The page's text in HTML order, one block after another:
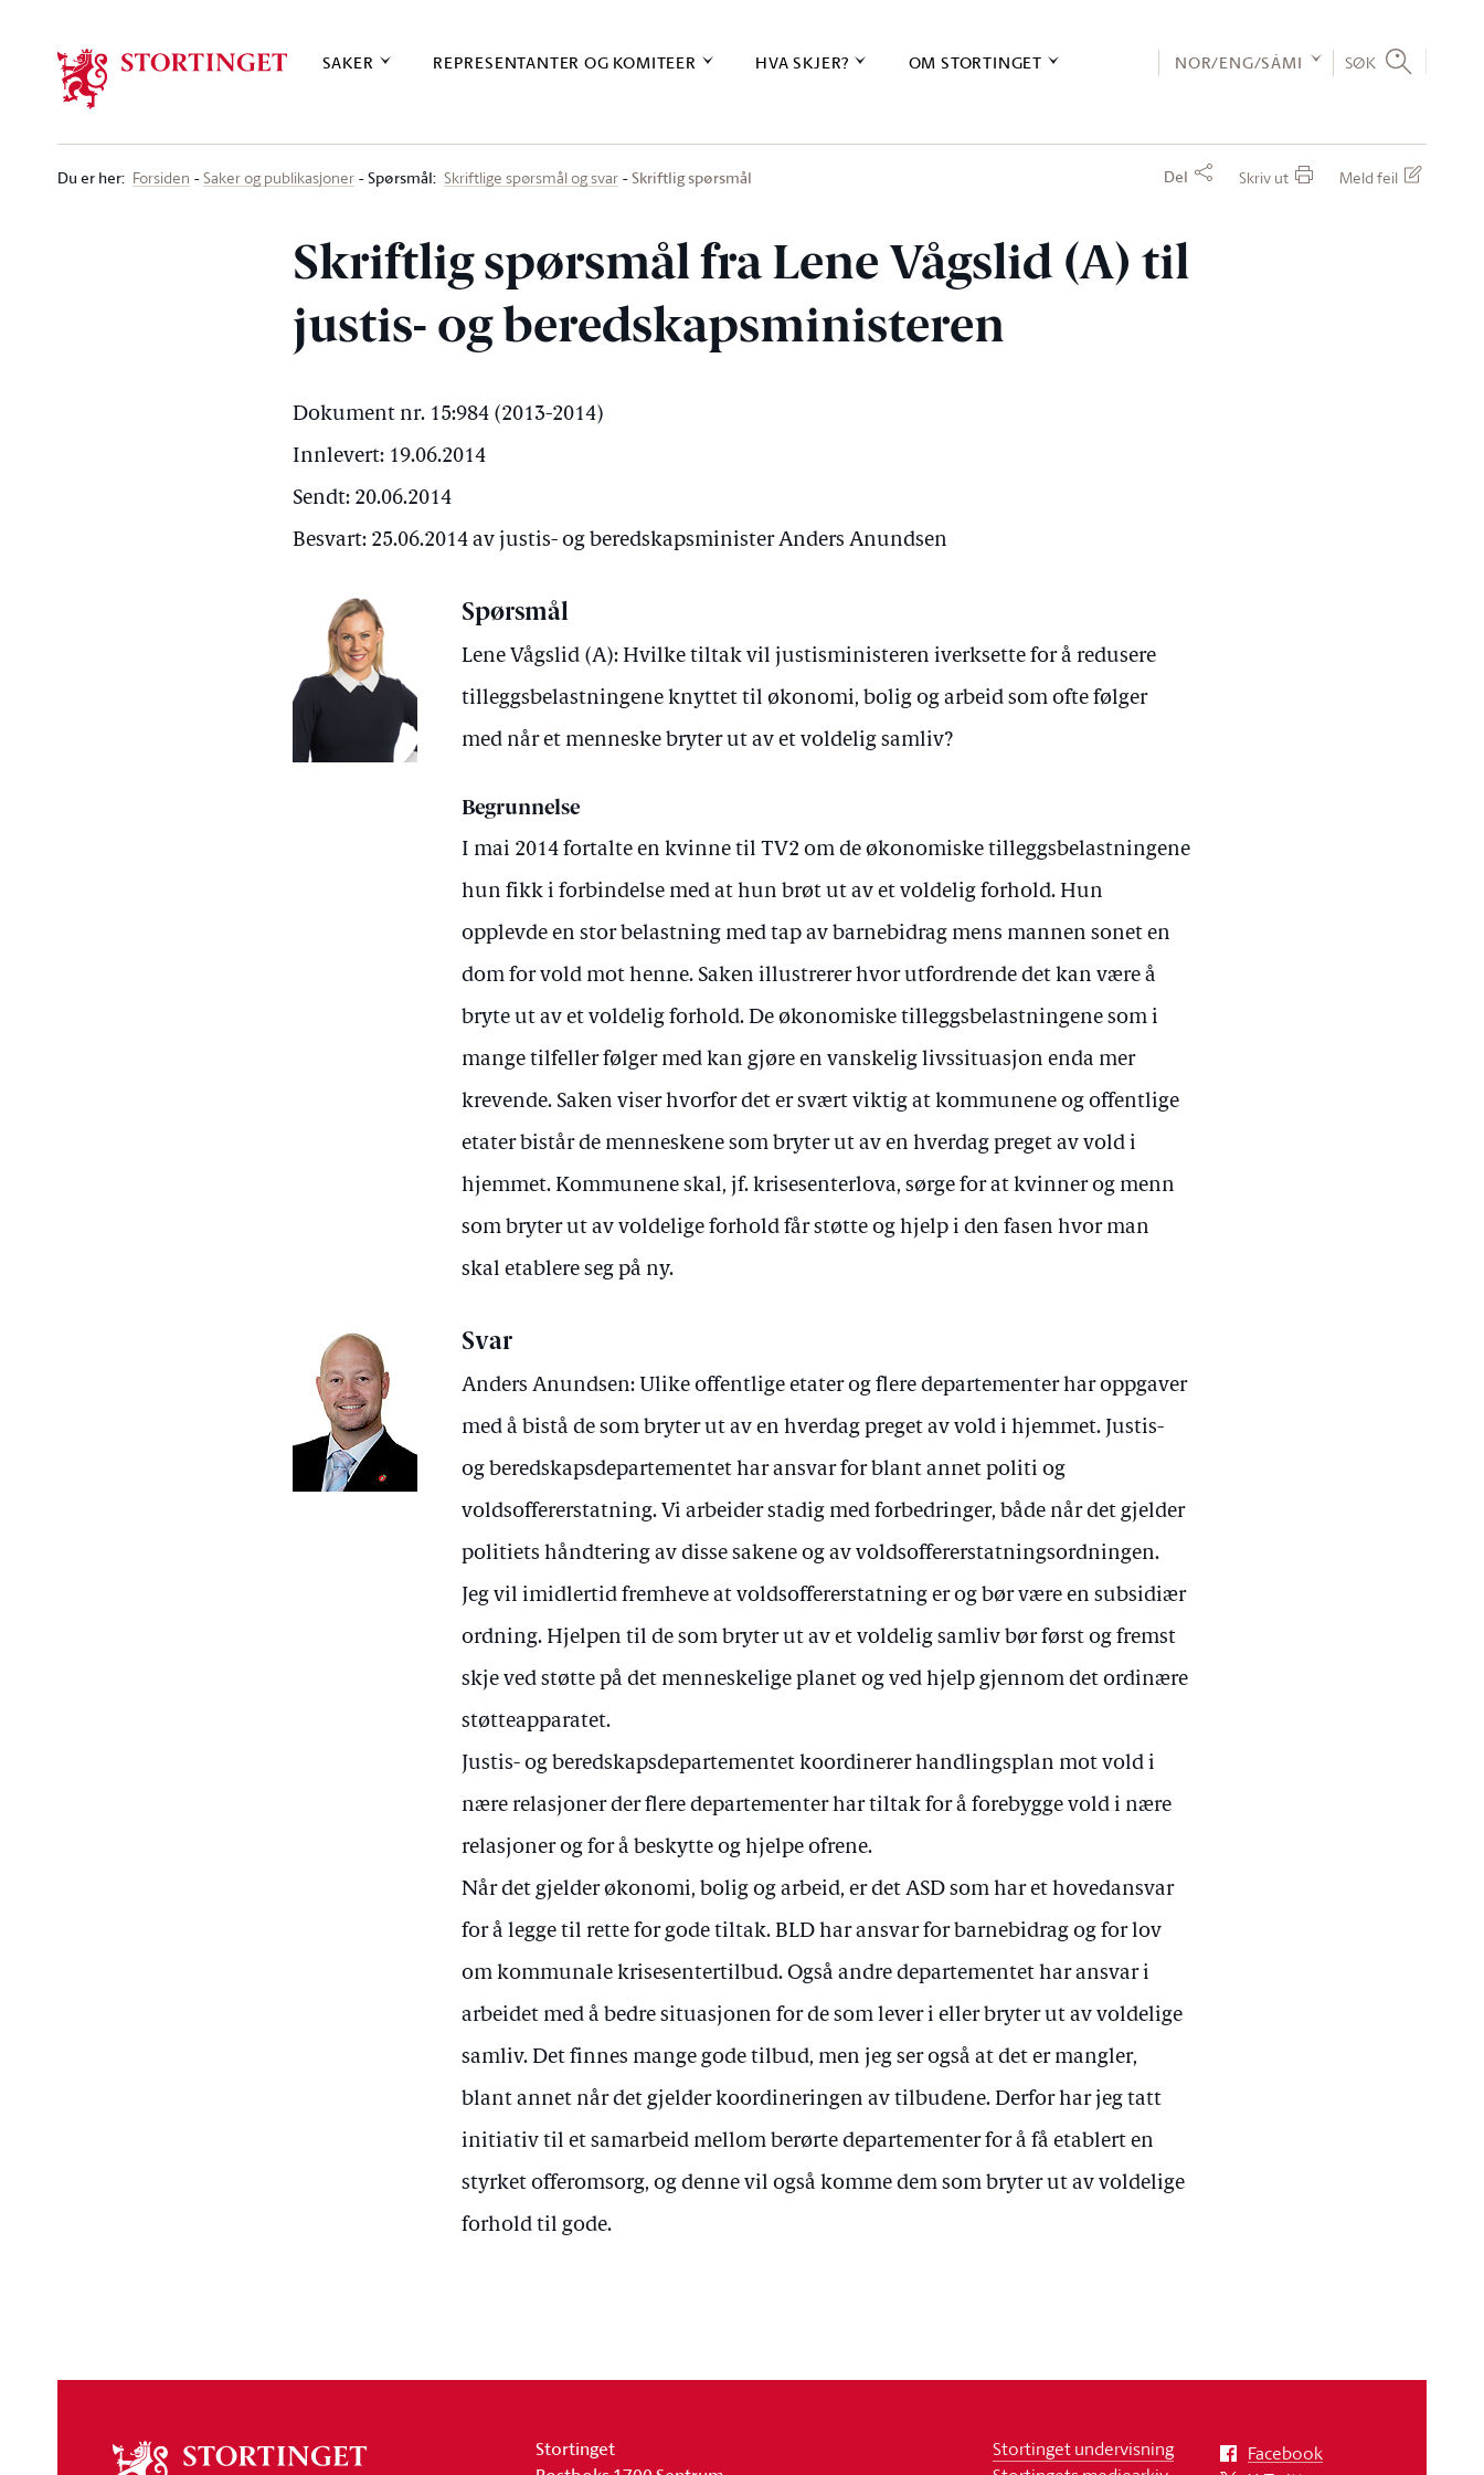
SAKER REPRESENTANTER OG KOMITEER HVA SKJER? OM STORTINGET NOR/ENG/SÁMI SØK
Du er her: Forsiden Saker og publikasjoner Spørsmål: Skriftlige spørsmål og svar Skriftlig spørsmål Del Skriv ut Meld feil
Skriftlig spørsmål fra Lene Vågslid (A) til
justis- og beredskapsministeren
Dokument nr. 15:984 (2013-2014)
Innlevert: 19.06.2014
Sendt: 20.06.2014
Besvart: 25.06.2014 av justis- og beredskapsminister Anders Anundsen
Spørsmål
Lene Vågslid (A): Hvilke tiltak vil justisministeren iverksette for å redusere
tilleggsbelastningene knyttet til økonomi, bolig og arbeid som ofte følger
med når et menneske bryter ut av et voldelig samliv?
Begrunnelse
I mai 2014 fortalte en kvinne til TV2 om de økonomiske tilleggsbelastningene
hun fikk i forbindelse med at hun brøt ut av et voldelig forhold. Hun
opplevde en stor belastning med tap av barnebidrag mens mannen sonet en
dom for vold mot henne. Saken illustrerer hvor utfordrende det kan være å
bryte ut av et voldelig forhold. De økonomiske tilleggsbelastningene som i
mange tilfeller følger med kan gjøre en vanskelig livssituasjon enda mer
krevende. Saken viser hvorfor det er svært viktig at kommunene og offentlige
etater bistår de menneskene som bryter ut av en hverdag preget av vold i
hjemmet. Kommunene skal, jf. krisesenterlova, sørge for at kvinner og menn
som bryter ut av voldelige forhold får støtte og hjelp i den fasen hvor man
skal etablere seg på ny.
Svar
Anders Anundsen: Ulike offentlige etater og flere departementer har oppgaver
med å bistå de som bryter ut av en hverdag preget av vold i hjemmet. Justis-
og beredskapsdepartementet har ansvar for blant annet politi og
voldsoffererstatning. Vi arbeider stadig med forbedringer, både når det gjelder
politiets håndtering av disse sakene og av voldsoffererstatningsordningen.
Jeg vil imidlertid fremheve at voldsoffererstatning er og bør være en subsidiær
ordning. Hjelpen til de som bryter ut av et voldelig samliv bør først og fremst
skje ved støtte på det menneskelige planet og ved hjelp gjennom det ordinære
støtteapparatet.
Justis- og beredskapsdepartementet koordinerer handlingsplan mot vold i
nære relasjoner der flere departementer har tiltak for å forebygge vold i nære
relasjoner og for å beskytte og hjelpe ofrene.
Når det gjelder økonomi, bolig og arbeid, er det ASD som har et hovedansvar
for å legge til rette for gode tiltak. BLD har ansvar for barnebidrag og for lov
om kommunale krisesentertilbud. Også andre departementet har ansvar i
arbeidet med å bedre situasjonen for de som lever i eller bryter ut av voldelige
samliv. Det finnes mange gode tilbud, men jeg ser også at det er mangler,
blant annet når det gjelder koordineringen av tilbudene. Derfor har jeg tatt
initiativ til et samarbeid mellom berørte departementer for å få etablert en
styrket offeromsorg, og denne vil også komme dem som bryter ut av voldelige
forhold til gode.
Stortinget
Stortinget undervisning
Facebook